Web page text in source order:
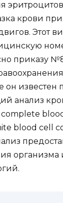
крови
Этот
приказу
известен
анализ
blood cell
организма